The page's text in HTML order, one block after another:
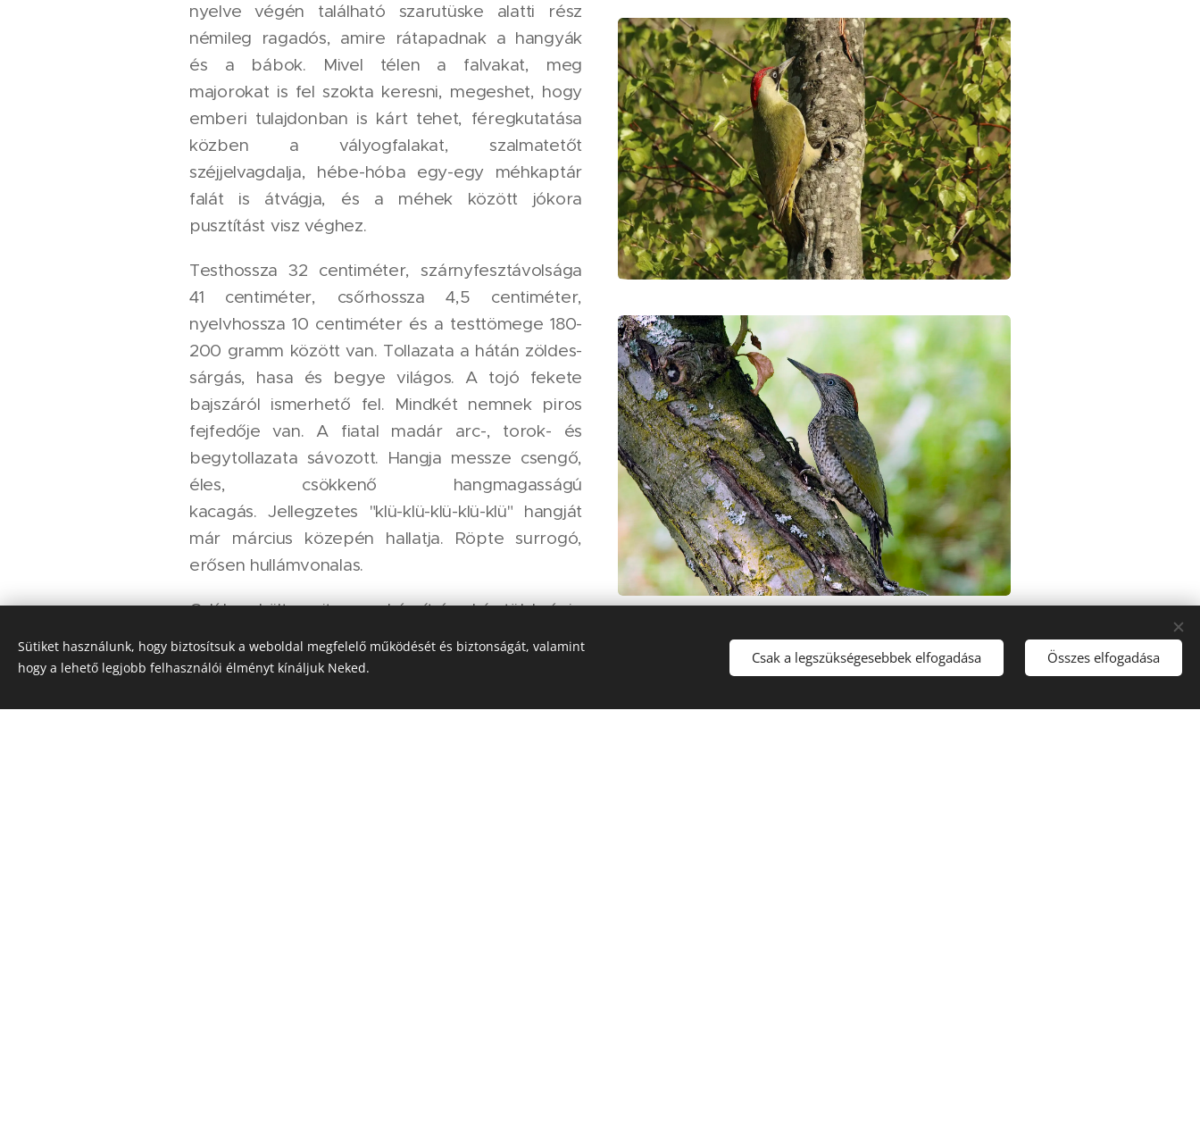
nyelve végén található szarutüske alatti rész
némileg ragadós, amire rátapadnak a hangyák
és a bábok. Mivel télen a falvakat, meg
majorokat is fel szokta keresni, megeshet, hogy
emberi tulajdonban is kárt tehet, féregkutatása
közben a vályogfalakat, szalmatetőt
széjjelvagdalja, hébe-hóba egy-egy méhkaptár
falát is átvágja, és a méhek között jókora
pusztítást visz véghez.
Testhossza 32 centiméter, szárnyfesztávolsága
41 centiméter, csőrhossza 4,5 centiméter,
nyelvhossza 10 centiméter és a testtömege 180-
200 gramm között van. Tollazata a hátán zöldes-
sárgás, hasa és begye világos. A tojó fekete
bajszáról ismerhető fel. Mindkét nemnek piros
fejfedője van. A fiatal madár arc-, torok- és
begytollazata sávozott. Hangja messze csengő,
éles, csökkenő hangmagasságú
kacagás. Jellegzetes "klü-klü-klü-klü-klü" hangját
már március közepén hallatja. Röpte surrogó,
erősen hullámvonalas.
Odúban költ, amit maga készít és akár több évig
is használ. Más zöld küllőkkel szemben a pár igen
barátságtalan, a kiválasztott területet minden
Sütiket használunk, hogy biztosítsuk a weboldal megfelelő működését és biztonságát, valamint
hogy a lehető legjobb felhasználói élményt kínáljuk Neked.
Csak a legszükségesebbek elfogadása Összes elfogadása